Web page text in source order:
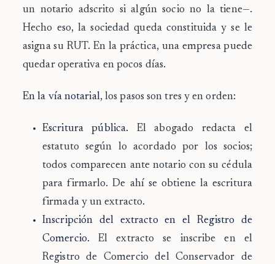
un notario adscrito si algún socio no la tiene—.
Hecho eso, la sociedad queda constituida y se le
asigna su RUT. En la práctica, una empresa puede
quedar operativa en pocos días.
En la vía notarial, los pasos son tres y en orden:
Escritura pública. El abogado redacta el
estatuto según lo acordado por los socios;
todos comparecen ante notario con su cédula
para firmarlo. De ahí se obtiene la escritura
firmada y un extracto.
Inscripción del extracto en el Registro de
Comercio. El extracto se inscribe en el
Registro de Comercio del Conservador de